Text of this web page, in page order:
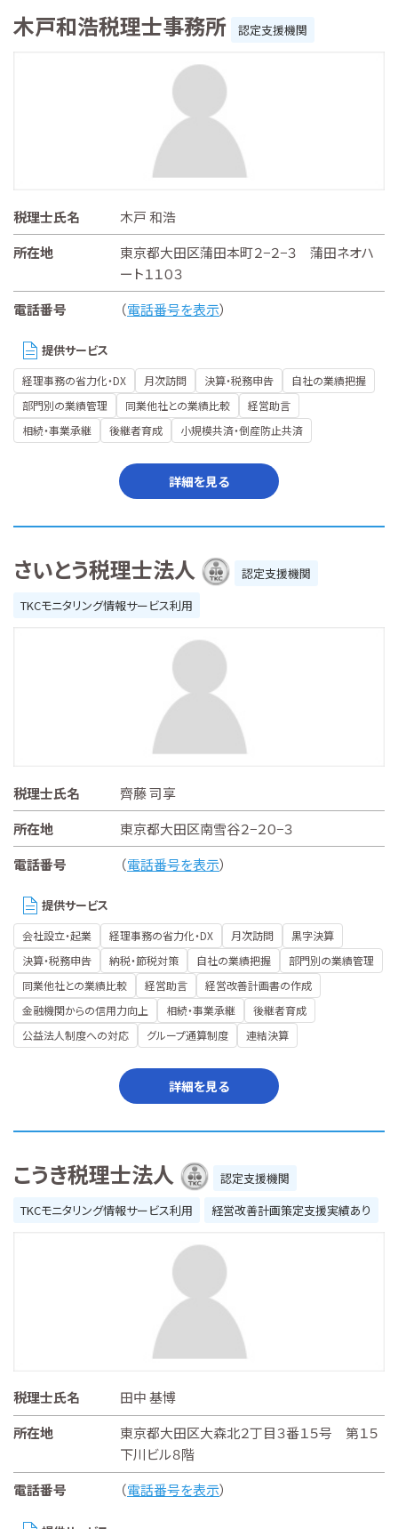
木戸和浩税理士事務所 認定支援機関
税理士氏名
木戸 和浩
所在地
東京都大田区蒲田本町２−２−３ 蒲田ネオハ
ート１１０３
電話番号
（電話番号を表示）
提供サービス
経理事務の省力化・DX 月次訪問 決算・税務申告
自社の業績把握
部門別の業績管理
同業他社との業績比較
経営助言
相続・事業承継
後継者育成 小規模共済・倒産防止共済
詳細を見る
さいとう税理士法人
認定支援機関
TKCモニタリング情報サービス利用
税理士氏名
齊藤 司享
所在地
東京都大田区南雪谷２−２０−３
電話番号
（電話番号を表示）
提供サービス
会社設立・起業 経理事務の省力化・DX 月次訪問
黒字決算
決算・税務申告
納税・節税対策 自社の業績把握
部門別の業績管理
同業他社との業績比較
経営助言
経営改善計画書の作成
金融機関からの信用力向上
相続・事業承継
後継者育成
公益法人制度への対応
グループ通算制度 連結決算
詳細を見る
こうき税理士法人
認定支援機関
TKCモニタリング情報サービス利用
経営改善計画策定支援実績あり
税理士氏名
田中 基博
所在地
東京都大田区大森北２丁目３番１５号 第１５
下川ビル８階
電話番号
（電話番号を表示）